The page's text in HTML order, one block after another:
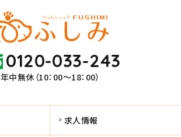
0120-033-243
年中無休（10：00～18：00）
求人情報